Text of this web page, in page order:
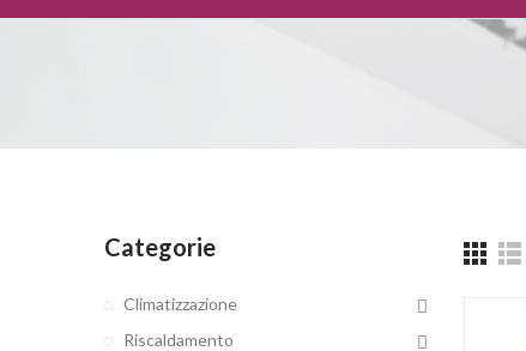
Categorie
Climatizzazione
Riscaldamento